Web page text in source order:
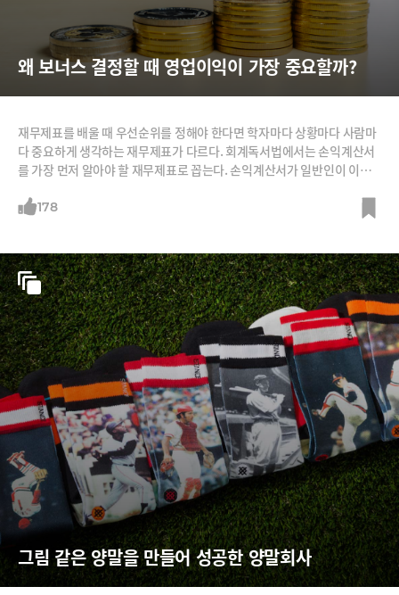
왜 보너스 결정할 때 영업이익이 가장 중요할까?
재무제표를 배울 때 우선순위를 정해야 한다면 학자마다 상황마다 사람마
다 중요하게 생각하는 재무제표가 다르다. 회계독서법에서는 손익계산서
를 가장 먼저 알아야 할 재무제표로 꼽는다. 손익계산서가 일반인이 이해
을 계산한 서류’이다. 따라서 손익계산서를 읽을 때는 손실과 이익의 계산
서의
178
그림 같은 양말을 만들어 성공한 양말회사